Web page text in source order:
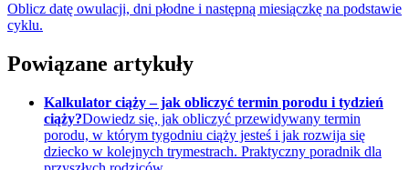
Oblicz datę owulacji, dni płodne i następną miesiączkę na podstawie
cyklu.
Powiązane artykuły
Kalkulator ciąży – jak obliczyć termin porodu i tydzień
ciąży?Dowiedz się, jak obliczyć przewidywany termin
porodu, w którym tygodniu ciąży jesteś i jak rozwija się
dziecko w kolejnych trymestrach. Praktyczny poradnik dla